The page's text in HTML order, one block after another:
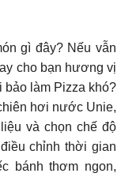
gì đây? Nếu vẫn
cho bạn hương vị
bảo làm Pizza khó?
hơi nước Unie,
và chọn chế độ
chỉnh thời gian
bánh thơm ngon,